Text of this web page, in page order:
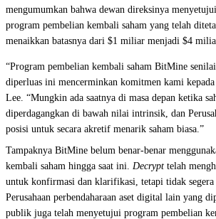
mengumumkan bahwa dewan direksinya
program pembelian kembali saham yang telah
menaikkan batasnya dari $1 miliar menjadi $4
“Program pembelian kembali saham BitMine
diperluas ini mencerminkan komitmen kami kepada
Lee. “Mungkin ada saatnya di masa depan ketika
diperdagangkan di bawah nilai intrinsik, dan
posisi untuk secara akretif menarik saham biasa.”
Tampaknya BitMine belum benar-benar
kembali saham hingga saat ini. Decrypt telah
untuk konfirmasi dan klarifikasi, tetapi tidak segera
Perusahaan perbendaharaan aset digital lain yang
publik juga telah menyetujui program pembelian